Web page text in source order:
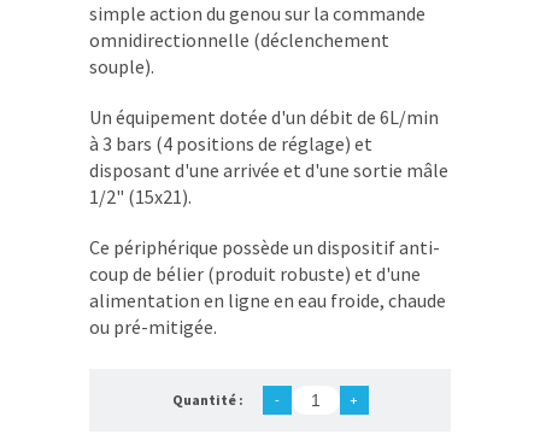
simple action du genou sur la commande
omnidirectionnelle (déclenchement
souple).
Un équipement dotée d'un débit de 6L/min
à 3 bars (4 positions de réglage) et
disposant d'une arrivée et d'une sortie mâle
1/2" (15x21).
Ce périphérique possède un dispositif anti-
coup de bélier (produit robuste) et d'une
alimentation en ligne en eau froide, chaude
ou pré-mitigée.
Quantité : - +